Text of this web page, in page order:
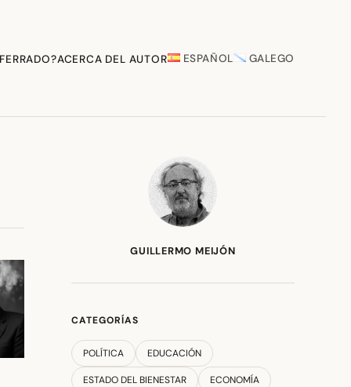
ACERCA DEL AUTOR ESPAÑOL GALEGO
GUILLERMO MEIJÓN
CATEGORÍAS
POLÍTICA EDUCACIÓN
ESTADO DEL BIENESTAR ECONOMÍA